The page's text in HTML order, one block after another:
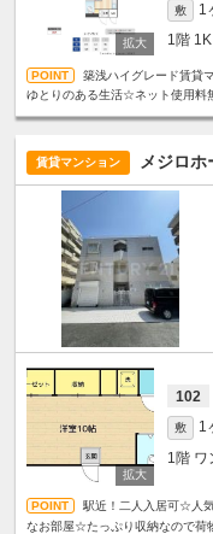
敷 1
1階
築浅ハイグレード賃貸
ゆとりのある生活☆ネット使用料
賃貸マンション メジロホ
102
敷 1
1階 ワ
駅近！二人入居可☆人
なお部屋☆たっぷり収納なので荷